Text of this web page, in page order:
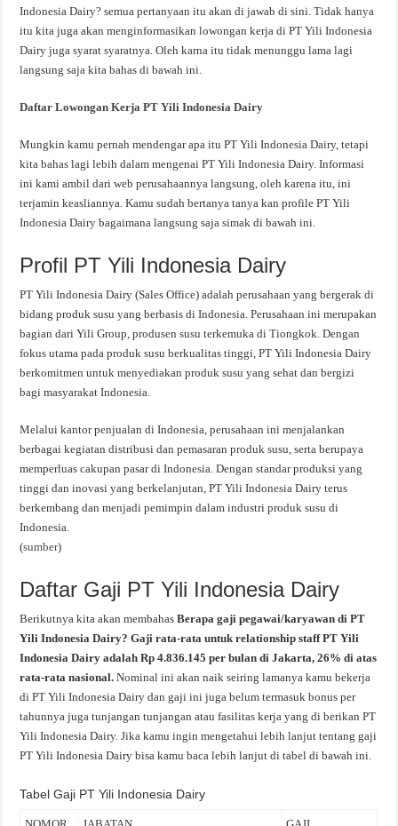
Indonesia Dairy? semua pertanyaan itu akan di jawab di sini. Tidak hanya
itu kita juga akan menginformasikan lowongan kerja di PT Yili Indonesia
Dairy juga syarat syaratnya. Oleh karna itu tidak menunggu lama lagi
langsung saja kita bahas di bawah ini.
Daftar Lowongan Kerja PT Yili Indonesia Dairy
Mungkin kamu pernah mendengar apa itu PT Yili Indonesia Dairy, tetapi
kita bahas lagi lebih dalam mengenai PT Yili Indonesia Dairy. Informasi
ini kami ambil dari web perusahaannya langsung, oleh karena itu, ini
terjamin keasliannya. Kamu sudah bertanya tanya kan profile PT Yili
Indonesia Dairy bagaimana langsung saja simak di bawah ini.
Profil PT Yili Indonesia Dairy
PT Yili Indonesia Dairy (Sales Office) adalah perusahaan yang bergerak di
bidang produk susu yang berbasis di Indonesia. Perusahaan ini merupakan
bagian dari Yili Group, produsen susu terkemuka di Tiongkok. Dengan
fokus utama pada produk susu berkualitas tinggi, PT Yili Indonesia Dairy
berkomitmen untuk menyediakan produk susu yang sehat dan bergizi
bagi masyarakat Indonesia.
Melalui kantor penjualan di Indonesia, perusahaan ini menjalankan
berbagai kegiatan distribusi dan pemasaran produk susu, serta berupaya
memperluas cakupan pasar di Indonesia. Dengan standar produksi yang
tinggi dan inovasi yang berkelanjutan, PT Yili Indonesia Dairy terus
berkembang dan menjadi pemimpin dalam industri produk susu di
Indonesia.
(sumber)
Daftar Gaji PT Yili Indonesia Dairy
Berikutnya kita akan membahasBerapa gaji pegawai/karyawan di PT
Yili Indonesia Dairy? Gaji rata-rata untuk relationship staff PT Yili
Indonesia Dairy adalah Rp 4.836.145 per bulan di Jakarta, 26% di atas
rata-rata nasional.Nominal ini akan naik seiring lamanya kamu bekerja
di PT Yili Indonesia Dairy dan gaji ini juga belum termasuk bonus per
tahunnya juga tunjangan tunjangan atau fasilitas kerja yang di berikan PT
Yili Indonesia Dairy. Jika kamu ingin mengetahui lebih lanjut tentang gaji
PT Yili Indonesia Dairy bisa kamu baca lebih lanjut di tabel di bawah ini.
Tabel Gaji PT Yili Indonesia Dairy